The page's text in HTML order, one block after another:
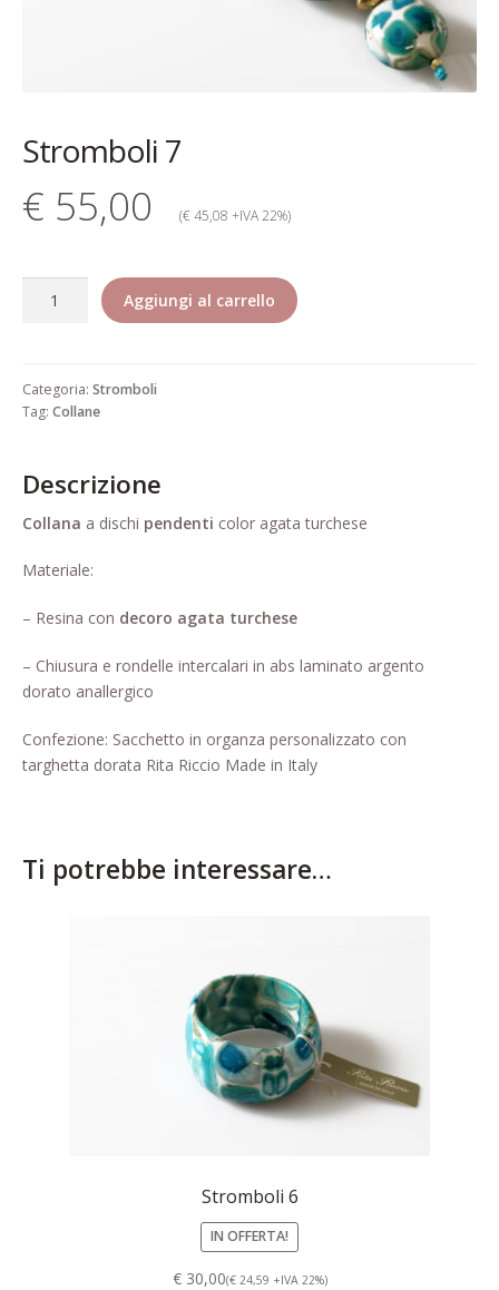
Il mio account
Pagina di esempio.
Refund and Returns Policy
Richiesta registrazione come
Rintraccia il tuo ordine
Stromboli 7
€ 55,00 (€ 45,08 +IVA 22%)
Aggiungi al carrello
Categoria: Stromboli
Tag: Collane
Descrizione
Collana a dischi pendenti color agata turchese
Materiale:
– Resina con decoro agata turchese
– Chiusura e rondelle intercalari in abs laminato argento
dorato anallergico
Confezione: Sacchetto in organza personalizzato con
targhetta dorata Rita Riccio Made in Italy
Ti potrebbe interessare…
Stromboli 6
IN OFFERTA!
€ 30,00(€ 24,59 +IVA 22%)